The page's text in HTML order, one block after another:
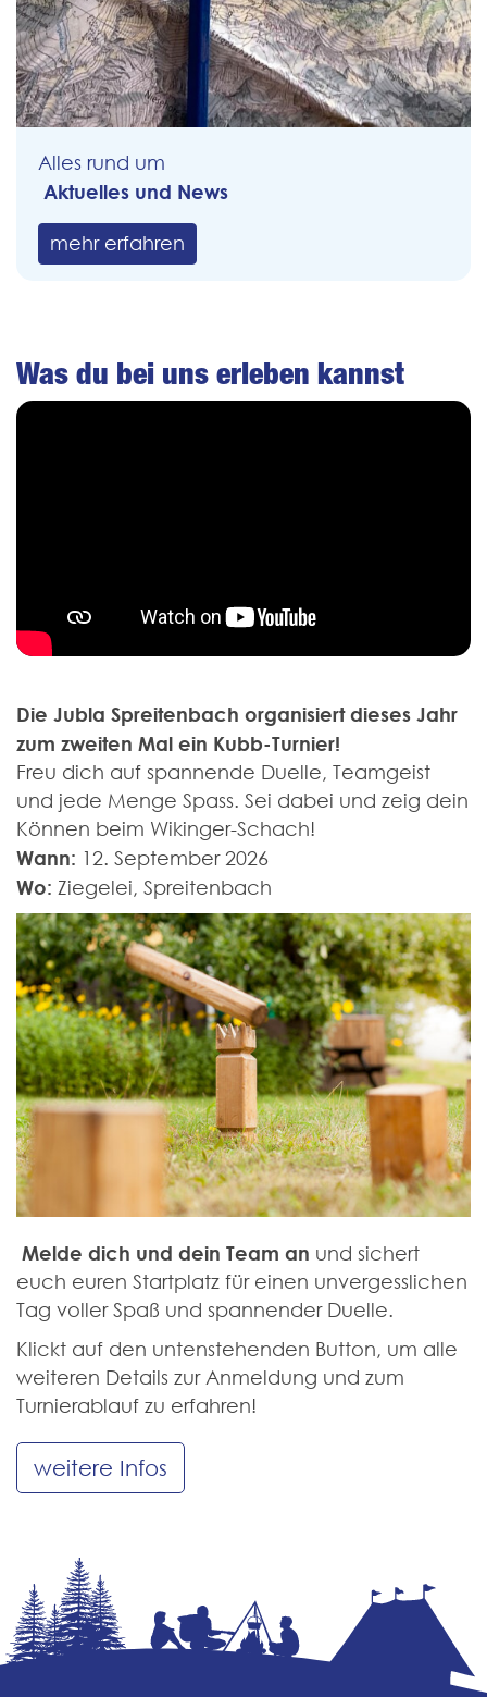
Alles rund um
Aktuelles und News
mehr erfahren
Was du bei uns erleben kannst
Die Jubla Spreitenbach organisiert dieses Jahr
zum zweiten Mal ein Kubb-Turnier!
Freu dich auf spannende Duelle, Teamgeist
und jede Menge Spass. Sei dabei und zeig dein
Können beim Wikinger-Schach!
Wann: 12. September 2026
Wo: Ziegelei, Spreitenbach
Melde dich und dein Team an und sichert
euch euren Startplatz für einen unvergesslichen
Tag voller Spaß und spannender Duelle.
Klickt auf den untenstehenden Button, um alle
weiteren Details zur Anmeldung und zum
Turnierablauf zu erfahren!
weitere Infos